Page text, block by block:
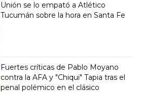
Unión se lo empató a Atlético
Tucumán sobre la hora en Santa Fe
Fuertes críticas de Pablo Moyano
contra la AFA y "Chiqui" Tapia tras el
penal polémico en el clásico